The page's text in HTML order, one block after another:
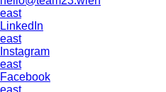
east
LinkedIn
east
Instagram
east
Facebook
east